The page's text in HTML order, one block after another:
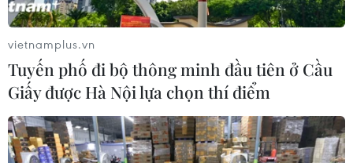
Quá trình tiêu thụ kit xét nghiệm, Phan Quốc
Việt chỉ đạo các nhân viên tính toán và chi tiền
phần trăm ngoài hợp đồng; trực tiếp hoặc chỉ
đạo đưa hối lộ tổng cộng hơn 34 tỷ đồng cho các
lãnh đạo, nhân viên tại các cơ sở y tế công lập
trên phạm vi cả nước./.
vietnamplus.vn
Tuyến phố đi bộ thông minh đầu tiên ở Cầu
Giấy được Hà Nội lựa chọn thí điểm